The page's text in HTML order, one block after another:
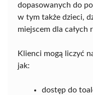
dopasowanych do
w tym także dzieci,
miejscem dla całych
Klienci mogą liczyć
jak:
dostęp do